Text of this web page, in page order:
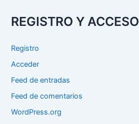
REGISTRO Y ACCESO
Registro
Acceder
Feed de entradas
Feed de comentarios
WordPress.org